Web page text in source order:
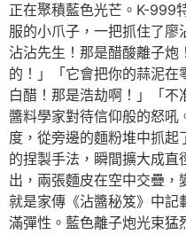
正在聚積藍色光芒。K-999
服的小爪子，一把抓住了廖
沾沾先生！那是醋酸離子
的！」「它會把你的蒜泥在
白醋！那是浩劫啊！」「不
醬料學家對待信仰般的怒吼
度，從旁邊的麵粉堆中抓
的捏製手法，瞬間擴大成
出，兩張麵皮在空中交疊
就是家傳《沾醬秘笈》中記
滿彈性。藍色離子炮光束猛